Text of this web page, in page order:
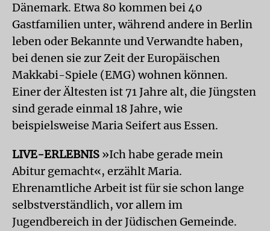
Dänemark. Etwa 80 kommen bei 40
Gastfamilien unter, während andere in Berlin
leben oder Bekannte und Verwandte haben,
bei denen sie zur Zeit der Europäischen
Makkabi-Spiele (EMG) wohnen können.
Einer der Ältesten ist 71 Jahre alt, die Jüngsten
sind gerade einmal 18 Jahre, wie
beispielsweise Maria Seifert aus Essen.
LIVE-ERLEBNIS »Ich habe gerade mein
Abitur gemacht«, erzählt Maria.
Ehrenamtliche Arbeit ist für sie schon lange
selbstverständlich, vor allem im
Jugendbereich in der Jüdischen Gemeinde.